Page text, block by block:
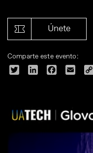
Únete
Comparte este evento:
Twitter LinkedInFacebook
Email